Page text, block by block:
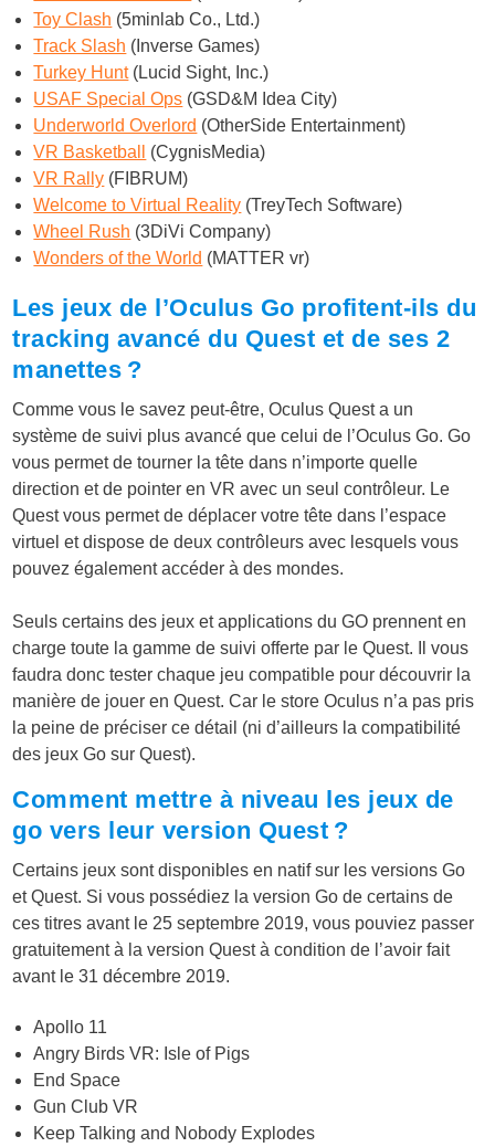
Toy Clash (5minlab Co., Ltd.)
Track Slash (Inverse Games)
Turkey Hunt(Lucid Sight, Inc.)
USAF Special Ops (GSD&M Idea City)
Underworld Overlord (OtherSide Entertainment)
VR Basketball
(CygnisMedia)
VR Rally (FIBRUM)
Welcome to Virtual Reality (TreyTech Software)
Wheel Rush (3DiVi Company)
Wonders of the World (MATTER vr)
Les jeux de l’Oculus Go profitent-ils du
tracking avancé du Quest et de ses 2
manettes ?
Comme vous le savez peut-être, Oculus Quest a un
système de suivi plus avancé que celui de l’Oculus Go. Go
vous permet de tourner la tête dans n’importe quelle
direction et de pointer en VR avec un seul contrôleur. Le
Quest vous permet de déplacer votre tête dans l’espace
virtuel et dispose de deux contrôleurs avec lesquels vous
pouvez également accéder à des mondes.
Seuls certains des jeux et applications du GO prennent en
charge toute la gamme de suivi offerte par le Quest. Il vous
faudra donc tester chaque jeu compatible pour découvrir la
manière de jouer en Quest. Car le store Oculus n’a pas pris
la peine de préciser ce détail (ni d’ailleurs la compatibilité
des jeux Go sur Quest).
Comment mettre à niveau les jeux de
go vers leur version Quest ?
Certains jeux sont disponibles en natif sur les versions Go
et Quest. Si vous possédiez la version Go de certains de
ces titres avant le 25 septembre 2019, vous pouviez passer
gratuitement à la version Quest à condition de l’avoir fait
avant le 31 décembre 2019.
Apollo 11
Angry Birds VR: Isle of Pigs
End Space
Gun Club VR
Keep Talking and Nobody Explodes